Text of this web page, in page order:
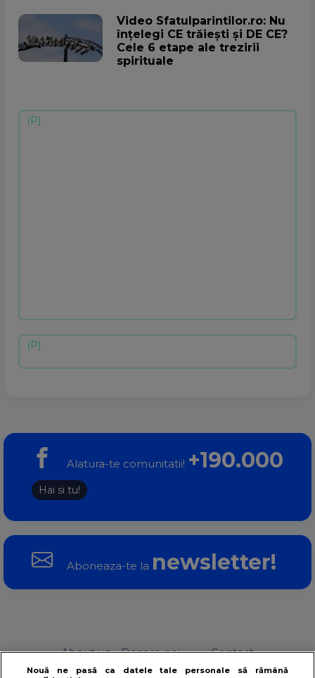
Video Sfatulparintilor.ro: Nu
înțelegi CE trăiești și DE CE?
Cele 6 etape ale trezirii
spirituale
Alatura-te comunitatii! +190.000
Hai si tu!
Aboneaza-te la newsletter!
About us – Despre noi Contact
Nouă ne pasă ca datele tale personale să rămână